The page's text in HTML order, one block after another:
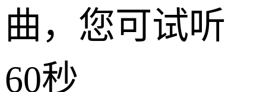
曲，您可试听
60秒